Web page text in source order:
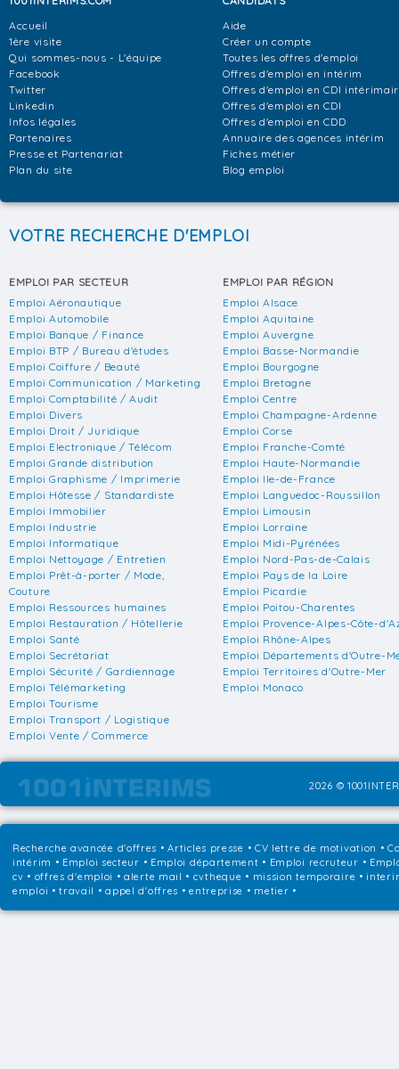
Accueil
1ère visite
Qui sommes-nous - L'équipe
Facebook
Twitter
Linkedin
Infos légales
Partenaires
Presse et Partenariat
Plan du site
Aide
Créer un compte
Toutes les offres d'emploi
Offres d'emploi en intérim
Offres d'emploi en CDI
Offres d'emploi en CDI
Offres d'emploi en CDD
Annuaire des agences intérim
Fiches métier
Blog emploi
VOTRE RECHERCHE D'EMPLOI
EMPLOI PAR SECTEUR
Emploi Aéronautique
Emploi Automobile
Emploi Banque / Finance
Emploi BTP / Bureau d'études
Emploi Coiffure / Beauté
Emploi Communication / Marketing
Emploi Comptabilité / Audit
Emploi Divers
Emploi Droit / Juridique
Emploi Electronique / Télécom
Emploi Grande distribution
Emploi Graphisme / Imprimerie
Emploi Hôtesse / Standardiste
Emploi Immobilier
Emploi Industrie
Emploi Informatique
Emploi Nettoyage / Entretien
Emploi Prêt-à-porter / Mode,
Couture
Emploi Ressources humaines
Emploi Restauration / Hôtellerie
Emploi Santé
Emploi Secrétariat
Emploi Sécurité / Gardiennage
Emploi Télémarketing
Emploi Tourisme
Emploi Transport / Logistique
Emploi Vente / Commerce
EMPLOI PAR RÉGION
Emploi Alsace
Emploi Aquitaine
Emploi Auvergne
Emploi Basse-Normandie
Emploi Bourgogne
Emploi Bretagne
Emploi Centre
Emploi Champagne-Ardenne
Emploi Corse
Emploi Franche-Comté
Emploi Haute-Normandie
Emploi Ile-de-France
Emploi Languedoc-Roussillon
Emploi Limousin
Emploi Lorraine
Emploi Midi-Pyrénées
Emploi Nord-Pas-de-Calais
Emploi Pays de la Loire
Emploi Picardie
Emploi Poitou-Charentes
Emploi Provence-Alpes-Côte-
Emploi Rhône-Alpes
Emploi Départements d'Outre-
Emploi Territoires d'Outre-Mer
Emploi Monaco
2026 ©
Recherche avancée d'offres •Articles presse • CV lettre de motivation •
intérim • Emploi secteur • Emploi département • Emploi recruteur •
cv • offres d'emploi • alerte mail • cvtheque • mission temporaire •
emploi • travail • appel d'offres • entreprise • metier •